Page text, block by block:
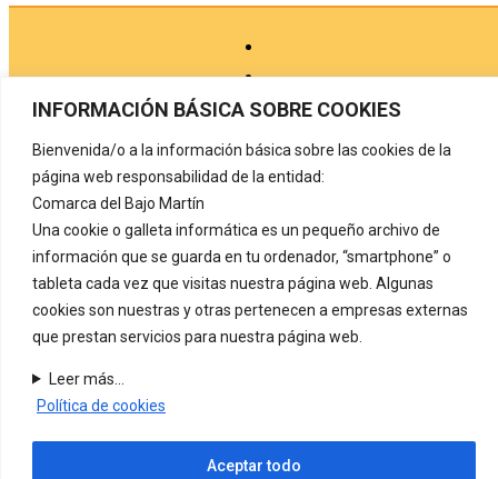
INFORMACIÓN BÁSICA SOBRE COOKIES
Bienvenida/o a la información básica sobre las cookies de la
página web responsabilidad de la entidad:
Comarca del Bajo Martín
Una cookie o galleta informática es un pequeño archivo de
información que se guarda en tu ordenador, “smartphone” o
tableta cada vez que visitas nuestra página web. Algunas
cookies son nuestras y otras pertenecen a empresas externas
que prestan servicios para nuestra página web.
Leer más...
Política de cookies
Aceptar todo
Aviso legal
Protección de datos
Política de cookies
Registro de actividades de tratamiento
COMARCA DEL BAJO MARTÍN